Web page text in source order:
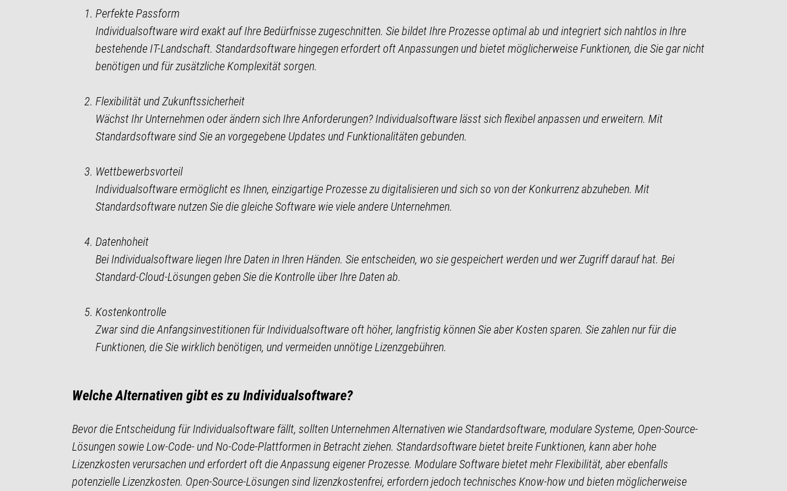
Perfekte Passform
Individualsoftware wird exakt auf Ihre Bedürfnisse zugeschnitten. Sie bildet Ihre Prozesse optimal ab und integriert sich nahtlos in Ihre
bestehende IT-Landschaft. Standardsoftware hingegen erfordert oft Anpassungen und bietet möglicherweise Funktionen, die Sie gar nicht
benötigen und für zusätzliche Komplexität sorgen.
Flexibilität und Zukunftssicherheit
Wächst Ihr Unternehmen oder ändern sich Ihre Anforderungen? Individualsoftware lässt sich flexibel anpassen und erweitern. Mit
Standardsoftware sind Sie an vorgegebene Updates und Funktionalitäten gebunden.
Wettbewerbsvorteil
Individualsoftware ermöglicht es Ihnen, einzigartige Prozesse zu digitalisieren und sich so von der Konkurrenz abzuheben. Mit
Standardsoftware nutzen Sie die gleiche Software wie viele andere Unternehmen.
Datenhoheit
Bei Individualsoftware liegen Ihre Daten in Ihren Händen. Sie entscheiden, wo sie gespeichert werden und wer Zugriff darauf hat. Bei
Standard-Cloud-Lösungen geben Sie die Kontrolle über Ihre Daten ab.
Kostenkontrolle
Zwar sind die Anfangsinvestitionen für Individualsoftware oft höher, langfristig können Sie aber Kosten sparen. Sie zahlen nur für die
Funktionen, die Sie wirklich benötigen, und vermeiden unnötige Lizenzgebühren.
Welche Alternativen gibt es zu Individualsoftware?
Bevor die Entscheidung für Individualsoftware fällt, sollten Unternehmen Alternativen wie Standardsoftware, modulare Systeme, Open-Source-
Lösungen sowie Low-Code- und No-Code-Plattformen in Betracht ziehen. Standardsoftware bietet breite Funktionen, kann aber hohe
Lizenzkosten verursachen und erfordert oft die Anpassung eigener Prozesse. Modulare Software bietet mehr Flexibilität, aber ebenfalls
potenzielle Lizenzkosten. Open-Source-Lösungen sind lizenzkostenfrei, erfordern jedoch technisches Know-how und bieten möglicherweise